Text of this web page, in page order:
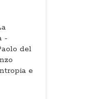
-
del
e